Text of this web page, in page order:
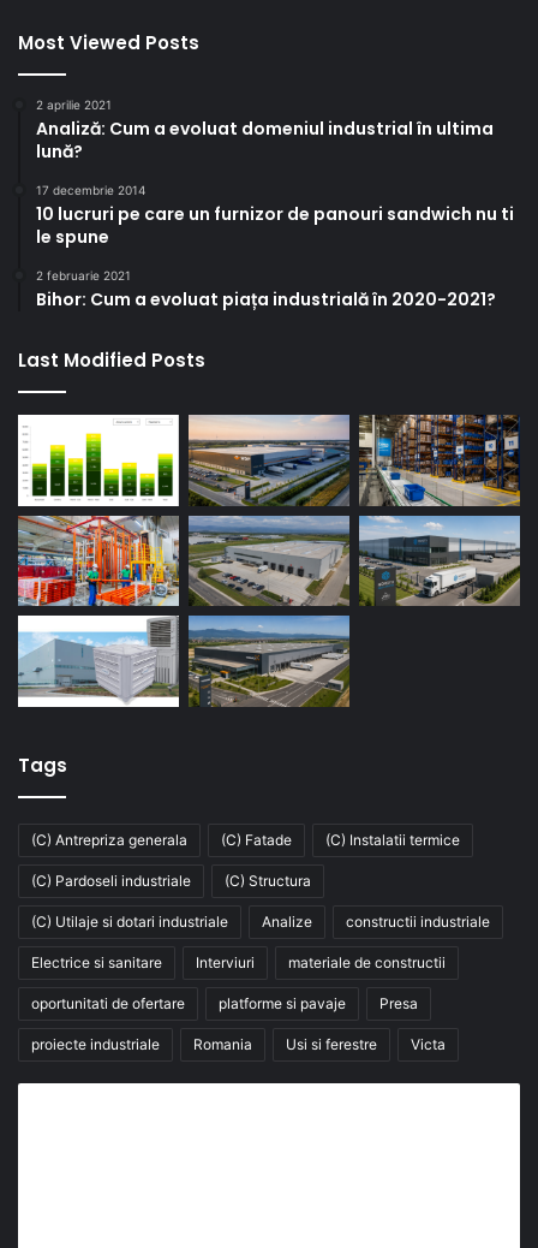
Most Viewed Posts
2 aprilie 2021
Analiză: Cum a evoluat domeniul industrial în ultima
lună?
17 decembrie 2014
10 lucruri pe care un furnizor de panouri sandwich nu ti
le spune
2 februarie 2021
Bihor: Cum a evoluat piața industrială în 2020-2021?
Last Modified Posts
Tags
(C) Antrepriza generala (C) Fatade (C) Instalatii termice
(C) Pardoseli industriale (C) Structura
(C) Utilaje si dotari industriale Analize constructii industriale
Electrice si sanitare Interviuri materiale de constructii
oportunitati de ofertare platforme si pavaje Presa
proiecte industriale Romania Usi si ferestre Victa